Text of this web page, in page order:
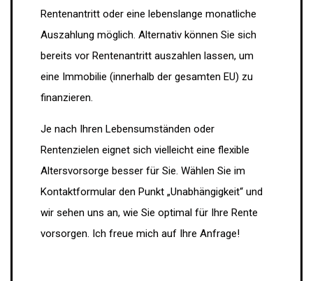
Rentenantritt oder eine lebenslange monatliche
Auszahlung möglich. Alternativ können Sie sich
bereits vor Rentenantritt auszahlen lassen, um
eine Immobilie (innerhalb der gesamten EU) zu
finanzieren.
Je nach Ihren Lebensumständen oder
Rentenzielen eignet sich vielleicht eine flexible
Altersvorsorge besser für Sie. Wählen Sie im
Kontaktformular den Punkt „Unabhängigkeit“ und
wir sehen uns an, wie Sie optimal für Ihre Rente
vorsorgen. Ich freue mich auf Ihre Anfrage!